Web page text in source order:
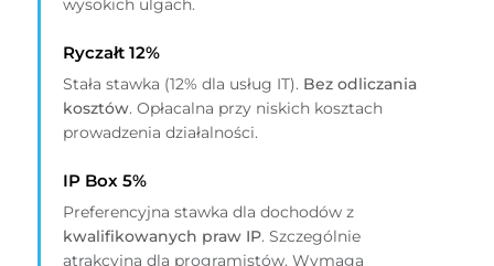
wysokich ulgach.
Ryczałt 12%
Stała stawka (12% dla usług IT). Bez odliczania
kosztów. Opłacalna przy niskich kosztach
prowadzenia działalności.
IP Box 5%
Preferencyjna stawka dla dochodów z
kwalifikowanych praw IP. Szczególnie
atrakcyjna dla programistów. Wymaga